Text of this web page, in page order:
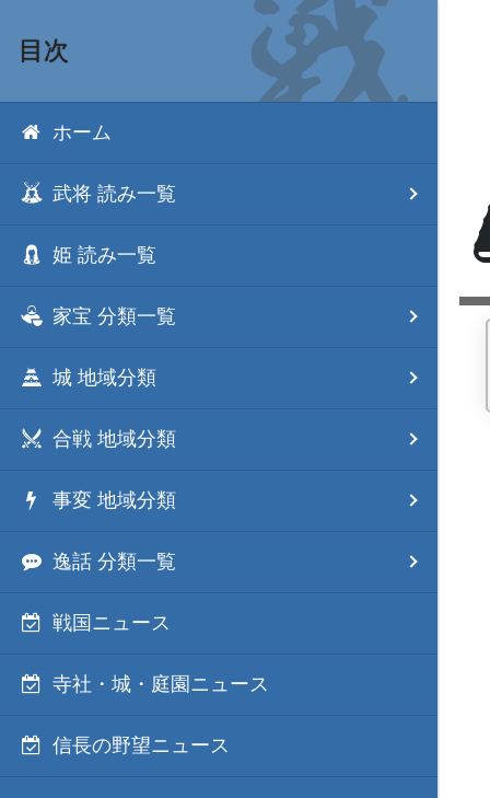
目次
ホーム
武将 読み一覧
姫 読み一覧
家宝 分類一覧
城 地域分類
合戦 地域分類
事変 地域分類
逸話 分類一覧
戦国ニュース
寺社・城・庭園ニュース
信長の野望ニュース